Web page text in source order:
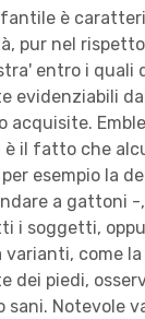
è
pur nel
entro i quali
evidenziabili
acquisite.
il fatto che
esempio la
a gattoni -
i soggetti,
come
dei piedi,
Notevole